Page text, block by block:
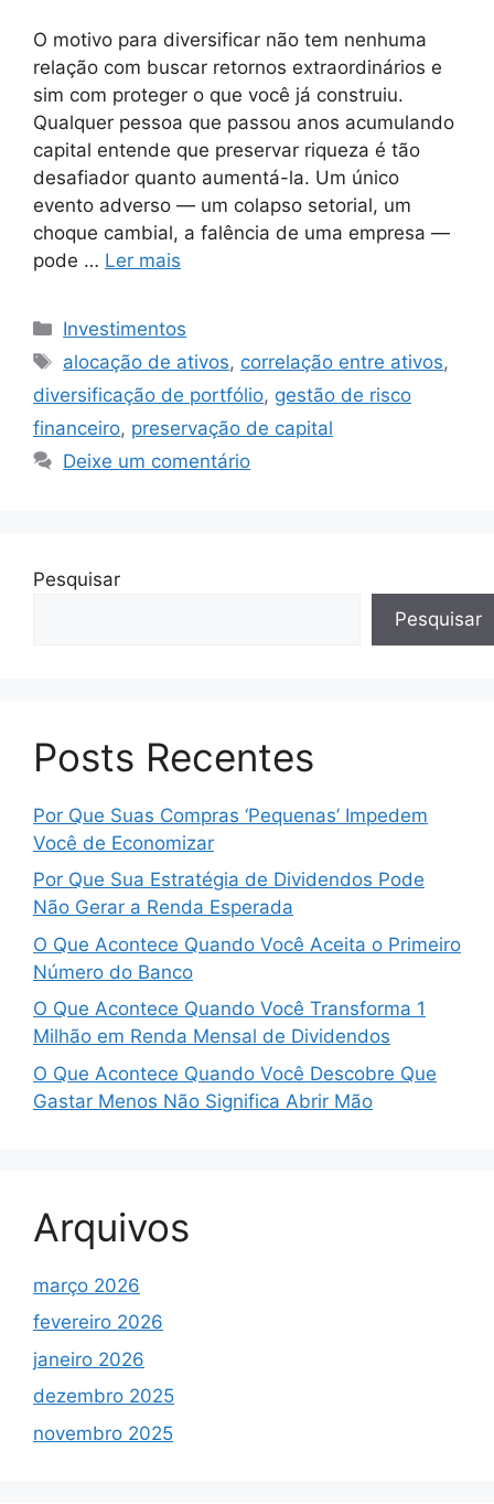
O motivo para diversificar não tem nenhuma
relação com buscar retornos extraordinários e
sim com proteger o que você já construiu.
Qualquer pessoa que passou anos acumulando
capital entende que preservar riqueza é tão
desafiador quanto aumentá-la. Um único
evento adverso — um colapso setorial, um
choque cambial, a falência de uma empresa —
pode … Ler mais
Categorias
Investimentos
Tags
alocação de ativos, correlação entre ativos,
diversificação de portfólio, gestão de risco
financeiro, preservação de capital
Deixe um comentário
Pesquisar
Pesquisar
Posts Recentes
Por Que Suas Compras ‘Pequenas’ Impedem
Você de Economizar
Por Que Sua Estratégia de Dividendos Pode
Não Gerar a Renda Esperada
O Que Acontece Quando Você Aceita o Primeiro
Número do Banco
O Que Acontece Quando Você Transforma 1
Milhão em Renda Mensal de Dividendos
O Que Acontece Quando Você Descobre Que
Gastar Menos Não Significa Abrir Mão
Arquivos
março 2026
fevereiro 2026
janeiro 2026
dezembro 2025
novembro 2025